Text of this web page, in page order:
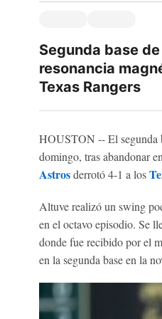
Segunda base
resonancia
Texas Rangers
HOUSTON -- El segunda
domingo, tras abandonar
Astrosderrotó 4-1 a los
Altuve realizó un swing
en el octavo episodio. Se
donde fue recibido por el
en la segunda base en la